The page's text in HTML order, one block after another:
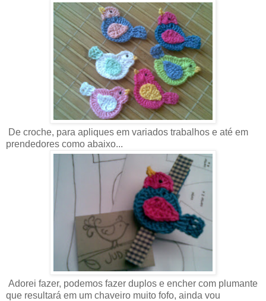
De croche, para apliques em variados trabalhos e até em
prendedores como abaixo...
Adorei fazer, podemos fazer duplos e encher com plumante
que resultará em um chaveiro muito fofo, ainda vou